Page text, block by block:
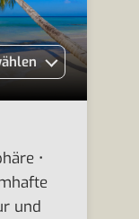
•
und